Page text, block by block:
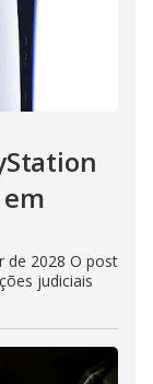
de 2028 O post
judiciais